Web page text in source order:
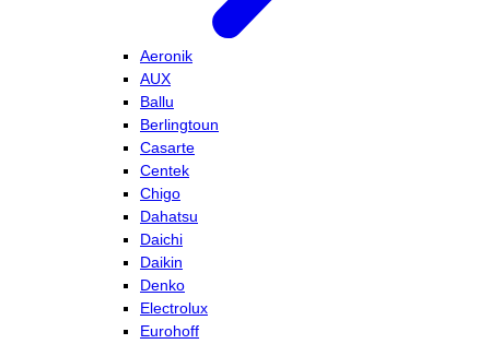
Aeronik
AUX
Ballu
Berlingtoun
Casarte
Centek
Chigo
Dahatsu
Daichi
Daikin
Denko
Electrolux
Eurohoff